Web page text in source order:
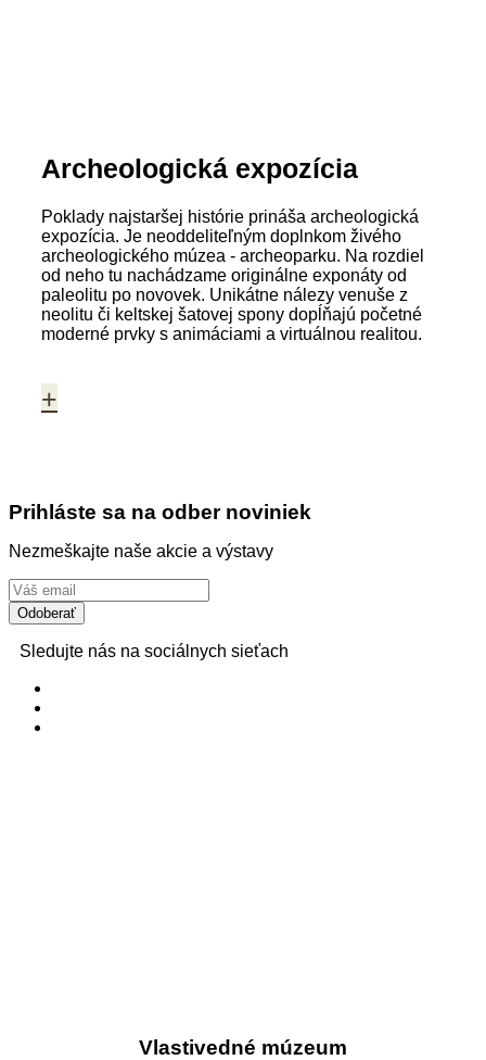
Archeologická expozícia
Poklady najstaršej histórie prináša archeologická
expozícia. Je neoddeliteľným doplnkom živého
archeologického múzea - archeoparku. Na rozdiel
od neho tu nachádzame originálne exponáty od
paleolitu po novovek. Unikátne nálezy venuše z
neolitu či keltskej šatovej spony dopĺňajú početné
moderné prvky s animáciami a virtuálnou realitou.
+
Prihláste sa na odber noviniek
Nezmeškajte naše akcie a výstavy
Sledujte nás na sociálnych sieťach
Vlastivedné múzeum